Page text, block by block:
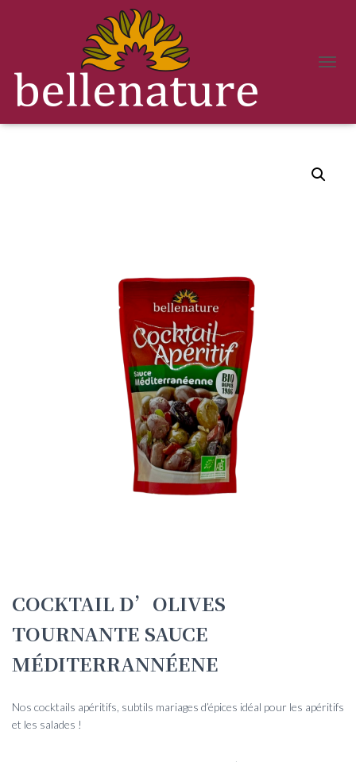
Accueil / Olives recettes cocktail apéritif / COCKTAIL D’OLIVES TOURNANTE
COCKTAIL D’OLIVES
TOURNANTE SAUCE
MÉDITERRANNÉENE
Nos cocktails apéritifs, subtils mariages d’épices idéal pour les apéritifs
et les salades !